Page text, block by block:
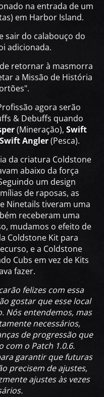
na entrada de um
em Harbor Island.
sair do calabouço do
adicionada.
retornar à masmorra
a Missão de História
agora serão
& Debuffs quando
(Mineração), Swift
Swift Angler(Pesca).
da criatura Coldstone
abaixo da força
um design
de raposas, as
Ninetails tiveram uma
receberam uma
mudamos o efeito de
Coldstone Kit para
e a Coldstone
Cubs em vez de Kits
fazer.
felizes com essa
gostar que esse local
Nós entendemos, mas
necessários,
de progressão que
o Patch 1.0.6.
garantir que futuras
precisem de ajustes,
ajustes às vezes